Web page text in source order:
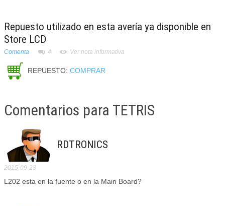
Repuesto utilizado en esta avería ya disponible en
Store LCD
Comenta 4 Ver nota informativa
REPUESTO: COMPRAR
Comentarios para TETRIS
RDTRONICS
2015-09-23
L202 esta en la fuente o en la Main Board?